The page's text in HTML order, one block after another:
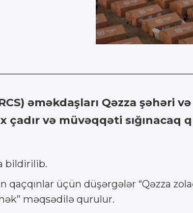
əməkdaşları Qəzza şəhəri
çadır və müvəqqəti sığınacaq
bildirilib.
qaçqınlar üçün düşərgələr “Qəzza
məqsədilə qurulur.